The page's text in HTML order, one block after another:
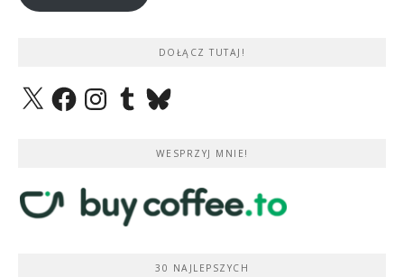
DOŁĄCZ TUTAJ!
X FacebookInstagramTumblrBluesky
WESPRZYJ MNIE!
30 NAJLEPSZYCH